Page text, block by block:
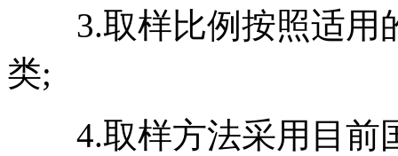
3.取样比例按照适用
类;
4.取样方法采用目前